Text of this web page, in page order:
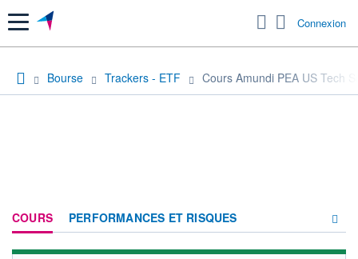
Menu Connexion
Bourse Trackers - ETF Cours Amundi PEA US Tech
COURS PERFORMANCES ET RISQUES